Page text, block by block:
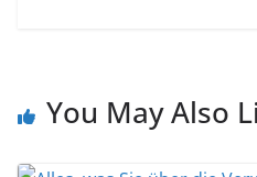
You May Also